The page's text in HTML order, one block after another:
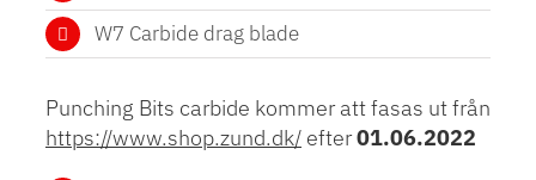
W7 Carbide drag blade
Punching Bits carbide kommer att fasas ut från
https://www.shop.zund.dk/efter01.06.2022